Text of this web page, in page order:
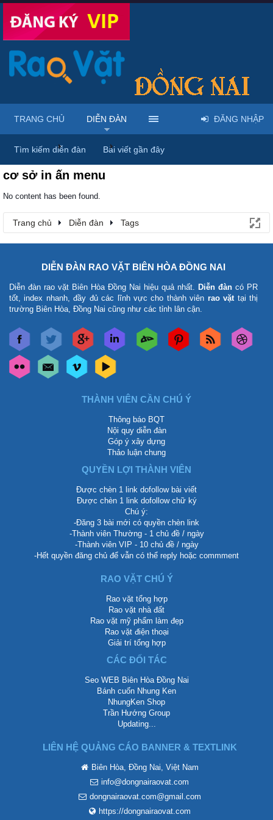
Trang chủ Diễn đàn Tags
cơ sở in ấn menu
No content has been found.
Trang chủ Diễn đàn Tags
TRANG CHỦ DIỄN ĐÀN
Tìm kiếm diễn đàn Bài viết gần đây
ĐĂNG NHẬP
DIỄN ĐÀN RAO VẶT BIÊN HÒA ĐỒNG NAI
Diễn đàn rao vặt Biên Hòa Đồng Nai hiệu quả nhất. Diễn đàn có PR
tốt, index nhanh, đầy đủ các lĩnh vực cho thành viên rao vặttại thị
trường Biên Hòa, Đồng Nai cũng như các tỉnh lân cận.
THÀNH VIÊN CẦN CHÚ Ý
Thông báo BQT
Nội quy diễn đàn
Góp ý xây dựng
Thảo luận chung
QUYỀN LỢI THÀNH VIÊN
Được chèn 1 link dofollow bài viết
Được chèn 1 link dofollow chữ ký
Chú ý:
-Đăng 3 bài mới có quyền chèn link
-Thành viên Thường - 1 chủ đề / ngày
-Thành viên VIP - 10 chủ đề / ngày
-Hết quyền đăng chủ để vẫn có thể reply hoặc commment
RAO VẶT CHÚ Ý
Rao vặt tổng hợp
Rao vặt nhà đất
Rao vặt mỹ phẩm làm đẹp
Rao vặt điện thoại
Giải trí tổng hợp
CÁC ĐỐI TÁC
Seo WEB Biên Hòa Đồng Nai
Bánh cuốn Nhung Ken
NhungKen Shop
Trần Hướng Group
Updating...
LIÊN HỆ QUẢNG CÁO BANNER & TEXTLINK
Biên Hòa, Đồng Nai, Việt Nam
info@dongnairaovat.com
dongnairaovat.com@gmail.com
https://dongnairaovat.com